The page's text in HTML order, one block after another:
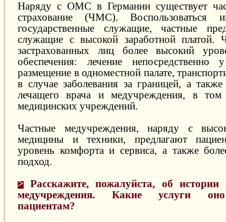
Наряду с ОМС в Германии существует
страхование (ЧМС).
государственные служащие, частные
служащие с высокой заработной платой.
застрахованных лиц более высокий
обеспечения: лечение непосредственно
размещение в одноместной палате,
в случае заболевания за границей, а
лечащего врача и медучреждения, в
медицинских учреждений.
Частные медучреждения, наряду с
медицины и техники, предлагают
уровень комфорта и сервиса, а также
подход.
> Расскажите, пожалуйста, об истории
медучреждения. Какие услуги оно
пациентам?